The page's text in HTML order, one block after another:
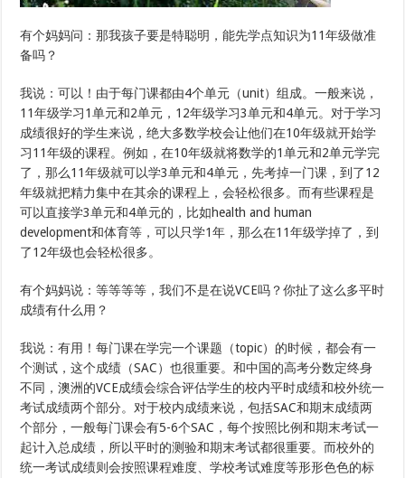
有个妈妈问：那我孩子要是特聪明，能先学点知识为11年级做准
备吗？
我说：可以！由于每门课都由4个单元（unit）组成。一般来说，
11年级学习1单元和2单元，12年级学习3单元和4单元。对于学习
成绩很好的学生来说，绝大多数学校会让他们在10年级就开始学
习11年级的课程。例如，在10年级就将数学的1单元和2单元学完
了，那么11年级就可以学3单元和4单元，先考掉一门课，到了12
年级就把精力集中在其余的课程上，会轻松很多。而有些课程是
可以直接学3单元和4单元的，比如health and human
development和体育等，可以只学1年，那么在11年级学掉了，到
了12年级也会轻松很多。
有个妈妈说：等等等等，我们不是在说VCE吗？你扯了这么多平时
成绩有什么用？
我说：有用！每门课在学完一个课题（topic）的时候，都会有一
个测试，这个成绩（SAC）也很重要。和中国的高考分数定终身
不同，澳洲的VCE成绩会综合评估学生的校内平时成绩和校外统一
考试成绩两个部分。对于校内成绩来说，包括SAC和期末成绩两
个部分，一般每门课会有5-6个SAC，每个按照比例和期末考试一
起计入总成绩，所以平时的测验和期末考试都很重要。而校外的
统一考试成绩则会按照课程难度、学校考试难度等形形色色的标